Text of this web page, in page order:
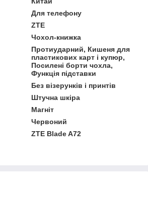
Для телефону
ZTE
Чохол-книжка
Протиударний, Кишеня для
пластикових карт і купюр,
Посилені борти чохла,
Функція підставки
Без візерунків і принтів
Штучна шкіра
Магніт
Червоний
ZTE Blade A72